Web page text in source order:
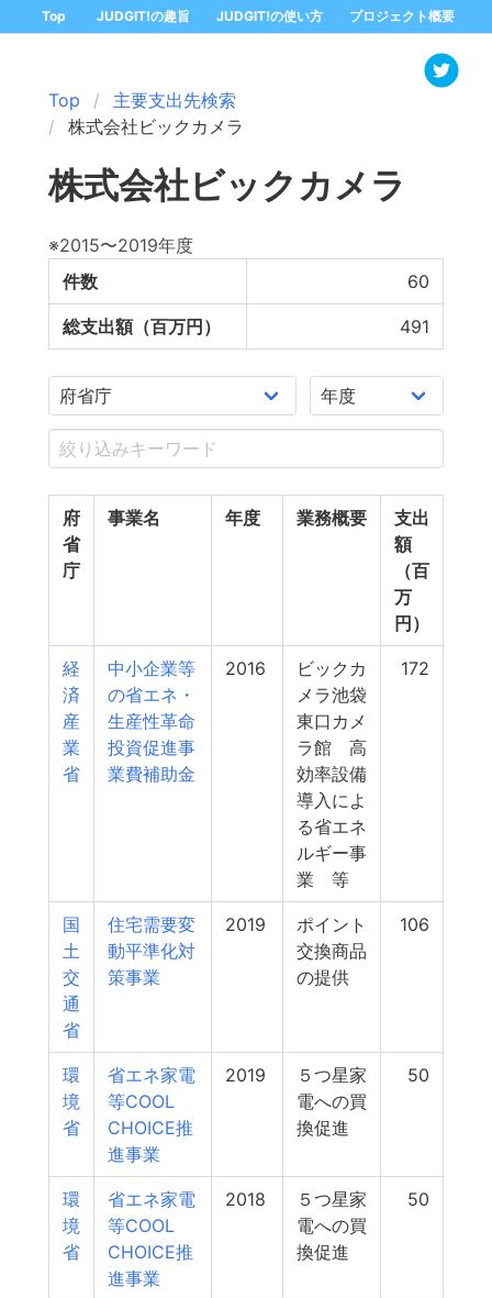
Top JUDGIT!の趣旨 JUDGIT!の使い方 プロジェクト概要
Top
主要支出先検索
株式会社ビックカメラ
株式会社ビックカメラ
※2015〜2019年度
件数
60
総支出額（百万円） 491
府
省
庁
事業名 年度 業務概要
支出
額
（百
万
円）
経
済
産
業
省
中小企業等
の省エネ・
生産性革命
投資促進事
業費補助金
2016
ビックカ
メラ池袋
東口カメ
ラ館 高
効率設備
導入によ
る省エネ
ルギー事
業 等
172
国
土
交
通
省
住宅需要変
動平準化対
策事業
2019
ポイント
交換商品
の提供
106
環
境
省
省エネ家電
等COOL
CHOICE推
進事業
2019
５つ星家
電への買
換促進
50
環
境
省
省エネ家電
等COOL
CHOICE推
進事業
2018
５つ星家
電への買
換促進
50